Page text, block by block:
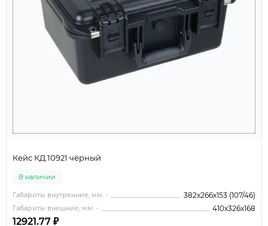
Кейс КД 10921 чёрный
В наличии
Габариты внутренние, мм. - 382x266x153 (107/46)
Габариты внешние, мм. - 410x326x168
12921.77 ₽